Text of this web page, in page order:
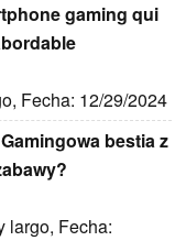
gaming qui
Fecha: 12/29/2024
bestia z
largo, Fecha: